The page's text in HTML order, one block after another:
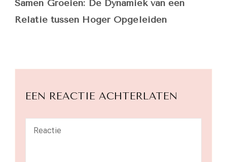
Samen Groeien: De Dynamiek van een
Relatie tussen Hoger Opgeleiden
EEN REACTIE ACHTERLATEN